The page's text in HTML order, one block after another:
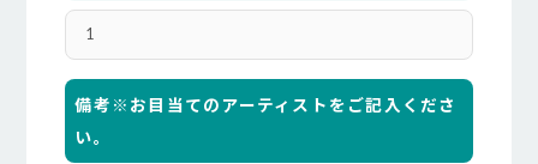
備考※お目当てのアーティストをご記入くださ
い。